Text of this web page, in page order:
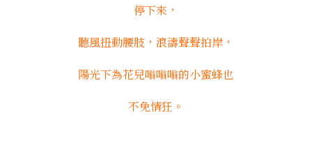
停下來，
聽風扭動腰肢，浪濤聲聲拍岸，
陽光下為花兒嗡嗡嗡的小蜜蜂也
不免情狂。